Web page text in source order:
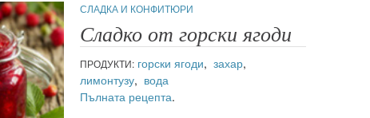
СЛАДКА И КОНФИТЮРИ
Сладко от горски ягоди
ПРОДУКТИ: горски ягоди, захар,
лимонтузу, вода
Пълната рецепта.